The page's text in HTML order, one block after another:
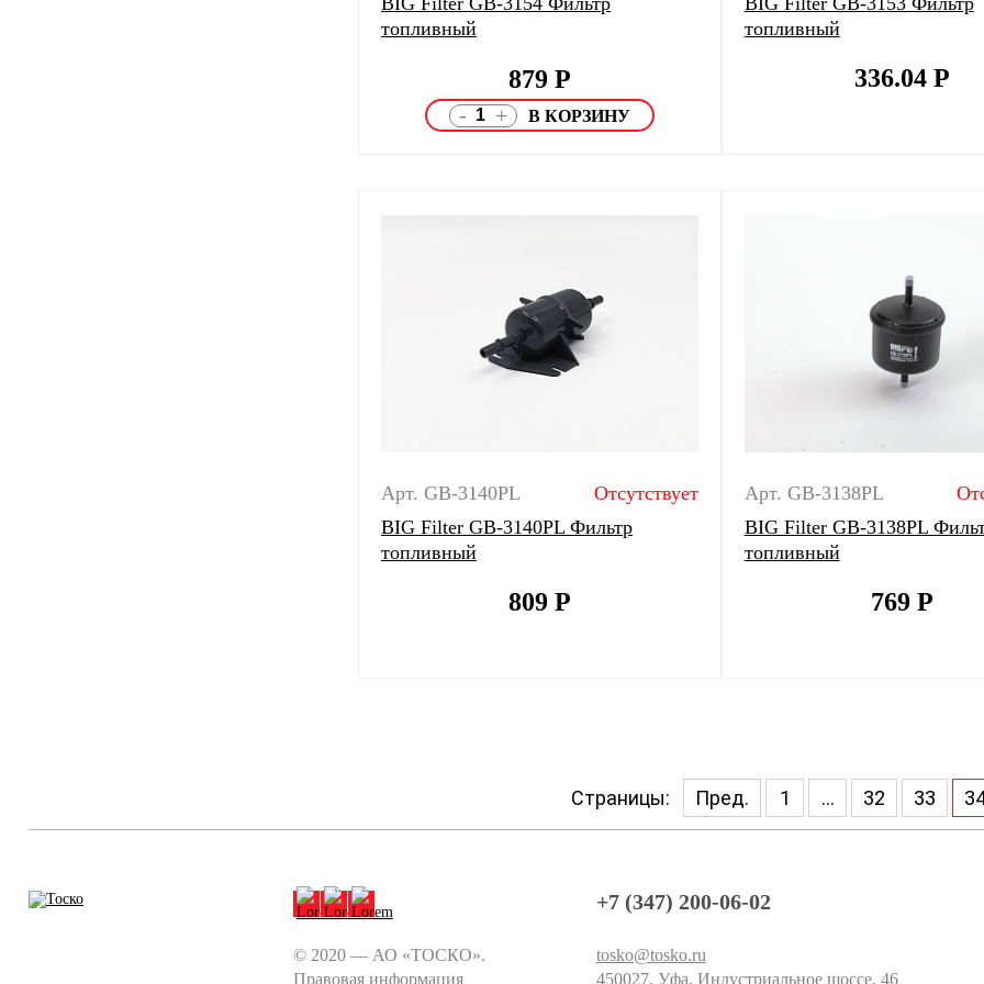
топливный
879 Р
- +
топливный
336.04Р
Арт. GB-3140PL
Отсутствует
BIG Filter GB-3140PL Фильтр
топливный
809 Р
Арт. GB-3138PL
BIG Filter GB-3138PL
топливный
769Р
Страницы: Пред. 1 ... 32 33
© 2020 — АО «ТОСКО».
Правовая информация
+7 (347) 200-06-02
tosko@tosko.ru
450027, Уфа, Индустриальное шоссе, 46